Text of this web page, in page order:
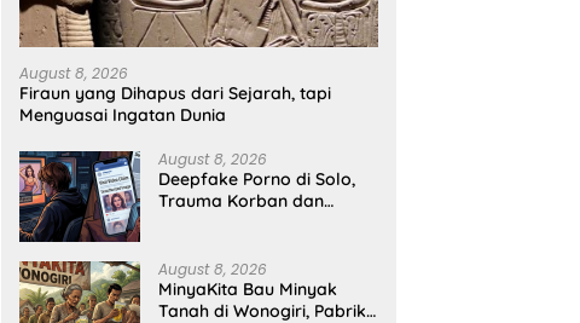
August 8, 2026
Firaun yang Dihapus dari Sejarah, tapi
Menguasai Ingatan Dunia
August 8, 2026
Deepfake Porno di Solo,
Trauma Korban dan
August 8, 2026
MinyaKita Bau Minyak
Tanah di Wonogiri, Pabrik